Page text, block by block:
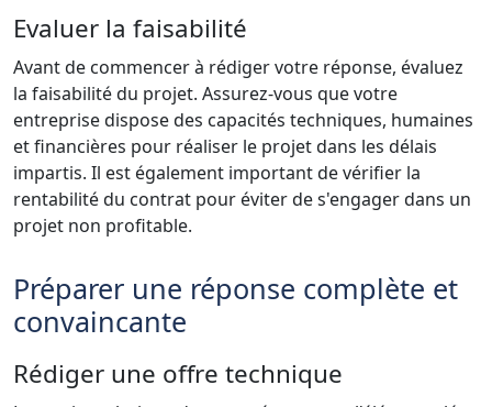
Evaluer la faisabilité
Avant de commencer à rédiger votre réponse, évaluez
la faisabilité du projet. Assurez-vous que votre
entreprise dispose des capacités techniques, humaines
et financières pour réaliser le projet dans les délais
impartis. Il est également important de vérifier la
rentabilité du contrat pour éviter de s'engager dans un
projet non profitable.
Préparer une réponse complète et
convaincante
Rédiger une offre technique